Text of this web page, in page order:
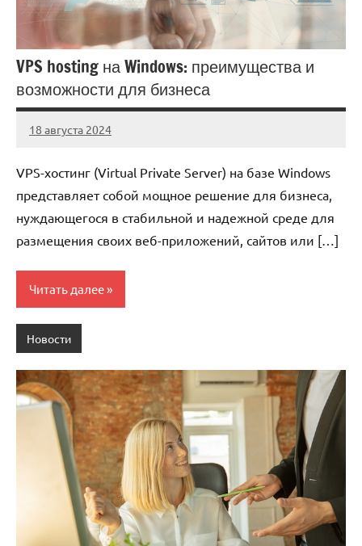
VPS hosting на Windows: преимущества и
возможности для бизнеса
18 августа 2024
Avtor
Нет
VPS-хостинг (Virtual Private Server) на базе Windows
представляет собой мощное решение для бизнеса,
нуждающегося в стабильной и надежной среде для
размещения своих веб-приложений, сайтов или […]
Читать далее
Новости